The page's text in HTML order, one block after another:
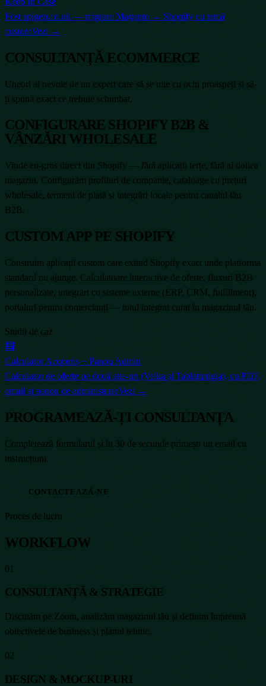
Fost spigen.co.uk — migrare Magento → Shopify cu temă
customVezi →
CONSULTANȚĂ ECOMMERCE
Uneori ai nevoie de un expert care să se uite cu ochi proaspeți și să-
ți spună exact ce trebuie schimbat.
CONFIGURARE SHOPIFY B2B &
VÂNZĂRI WHOLESALE
Vinde en-gros direct din Shopify — fără aplicații terțe, fără al doilea
magazin. Configurăm profiluri de companie, cataloage cu prețuri
wholesale, termeni de plată și integrări locale pentru canalul tău
B2B.
CUSTOM APP PE SHOPIFY
Construim aplicații custom care extind Shopify exact unde platforma
standard nu ajunge. Calculatoare interactive de oferte, fluxuri B2B
personalizate, integrări cu sisteme externe (ERP, CRM, fulfillment),
portaluri pentru comercianți — totul integrat curat în magazinul tău.
Studii de caz
🧮
Calculator Acoperiș + Panou Admin
Calculator de oferte pe două site-uri (Velka și Tablatiptigla), cu PDF,
email și panou de administrareVezi →
PROGRAMEAZĂ-ȚI CONSULTANȚA
Completează formularul și în 30 de secunde primești un email cu
instrucțiuni.
CONTACTEAZĂ-NE
Proces de lucru
WORKFLOW
01
CONSULTANȚĂ & STRATEGIE
Discutăm pe Zoom, analizăm magazinul tău și definim împreună
obiectivele de business și planul tehnic.
02
DESIGN & MOCKUP-URI